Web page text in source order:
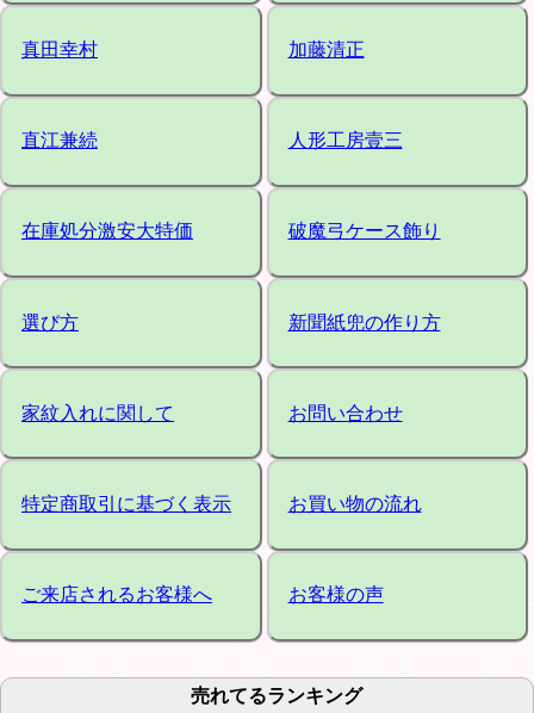
真田幸村 加藤清正
直江兼続 人形工房壹三
在庫処分激安大特価 破魔弓ケース飾り
選び方 新聞紙兜の作り方
家紋入れに関して お問い合わせ
特定商取引に基づく表示 お買い物の流れ
ご来店されるお客様へ お客様の声
売れてるランキング